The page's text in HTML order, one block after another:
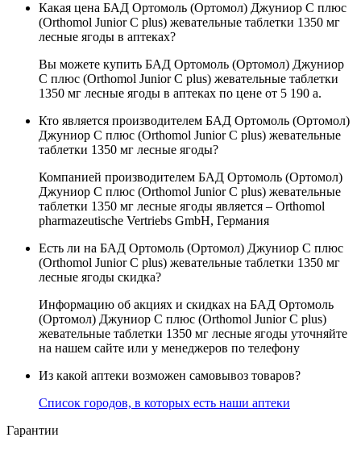
Какая цена БАД Ортомоль (Ортомол) Джуниор С плюс
(Orthomol Junior C plus) жевательные таблетки 1350 мг
лесные ягоды в аптеках?
Вы можете купить БАД Ортомоль (Ортомол) Джуниор
С плюс (Orthomol Junior C plus) жевательные таблетки
1350 мг лесные ягоды в аптеках по цене от 5 190 a.
Кто является производителем БАД Ортомоль (Ортомол)
Джуниор С плюс (Orthomol Junior C plus) жевательные
таблетки 1350 мг лесные ягоды?
Компанией производителем БАД Ортомоль (Ортомол)
Джуниор С плюс (Orthomol Junior C plus) жевательные
таблетки 1350 мг лесные ягоды является – Orthomol
pharmazeutische Vertriebs GmbH, Германия
Есть ли на БАД Ортомоль (Ортомол) Джуниор С плюс
(Orthomol Junior C plus) жевательные таблетки 1350 мг
лесные ягоды скидка?
Информацию об акциях и скидках на БАД Ортомоль
(Ортомол) Джуниор С плюс (Orthomol Junior C plus)
жевательные таблетки 1350 мг лесные ягоды уточняйте
на нашем сайте или у менеджеров по телефону
Из какой аптеки возможен самовывоз товаров?
Список городов, в которых есть наши аптеки
Гарантии